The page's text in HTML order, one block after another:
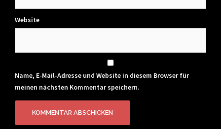
Website
Name, E-Mail-Adresse und Website in diesem Browser für
meinen nächsten Kommentar speichern.